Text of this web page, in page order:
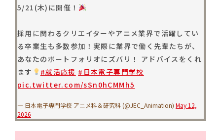
5/21(木)に開催！
採用に関わるクリエイターやアニメ業界で活躍してい
る卒業生も多数参加！実際に業界で働く先輩たちが、
あなたのポートフォリオにズバリ！ アドバイスをくれ
ます
#就活応援 #日本電子専門学校
pic.twitter.com/sSn0hCMMh5
— 日本電子専門学校 アニメ科＆研究科 (@JEC_Animation) May 12,
2026